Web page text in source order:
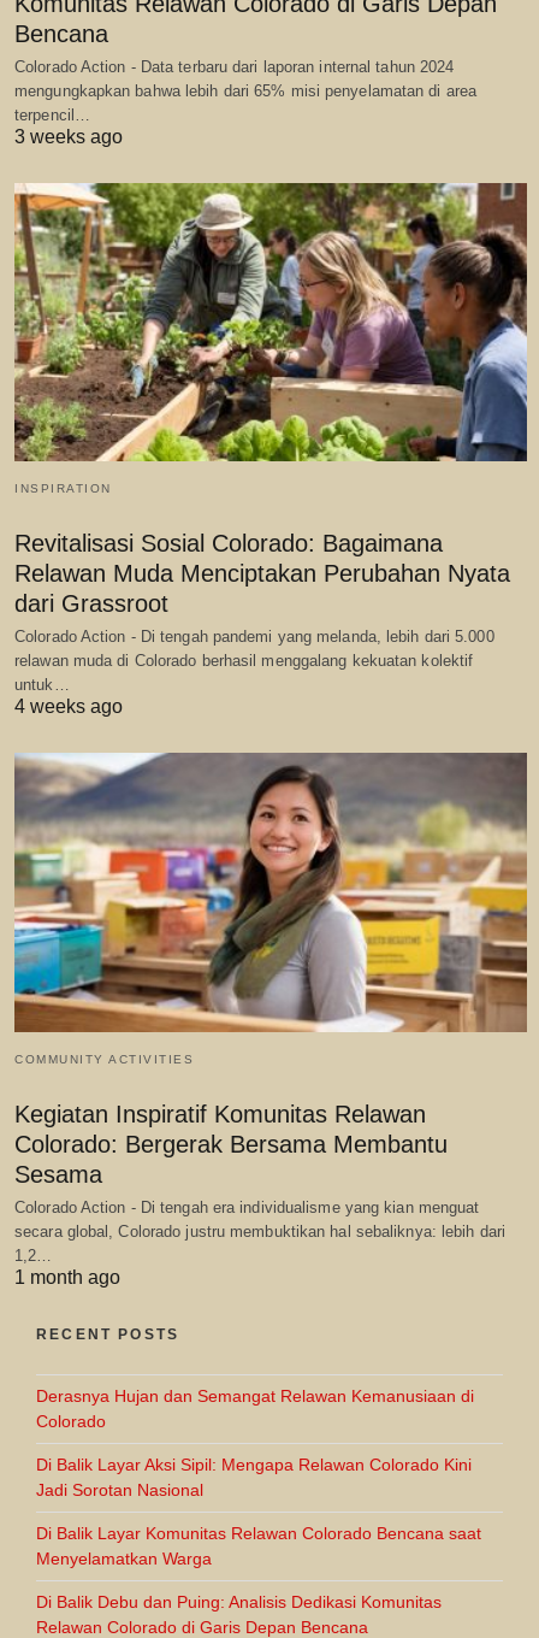
Bencana
Colorado Action - Data terbaru dari laporan internal tahun 2024
mengungkapkan bahwa lebih dari 65% misi penyelamatan di area
terpencil…
3 weeks ago
INSPIRATION
Revitalisasi Sosial Colorado: Bagaimana
Relawan Muda Menciptakan Perubahan Nyata
dari Grassroot
Colorado Action - Di tengah pandemi yang melanda, lebih dari 5.000
relawan muda di Colorado berhasil menggalang kekuatan kolektif
untuk…
4 weeks ago
COMMUNITY ACTIVITIES
Kegiatan Inspiratif Komunitas Relawan
Colorado: Bergerak Bersama Membantu
Sesama
Colorado Action - Di tengah era individualisme yang kian menguat
secara global, Colorado justru membuktikan hal sebaliknya: lebih dari
1,2…
1 month ago
RECENT POSTS
Derasnya Hujan dan Semangat Relawan Kemanusiaan di
Colorado
Di Balik Layar Aksi Sipil: Mengapa Relawan Colorado Kini
Jadi Sorotan Nasional
Di Balik Layar Komunitas Relawan Colorado Bencana saat
Menyelamatkan Warga
Di Balik Debu dan Puing: Analisis Dedikasi Komunitas
Relawan Colorado di Garis Depan Bencana